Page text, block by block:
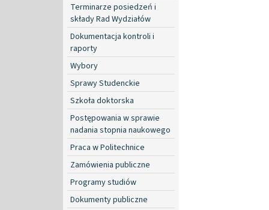
Terminarze posiedzeń i
składy Rad Wydziałów
Dokumentacja kontroli i
raporty
Wybory
Sprawy Studenckie
Szkoła doktorska
Postępowania w sprawie
nadania stopnia naukowego
Praca w Politechnice
Zamówienia publiczne
Programy studiów
Dokumenty publiczne